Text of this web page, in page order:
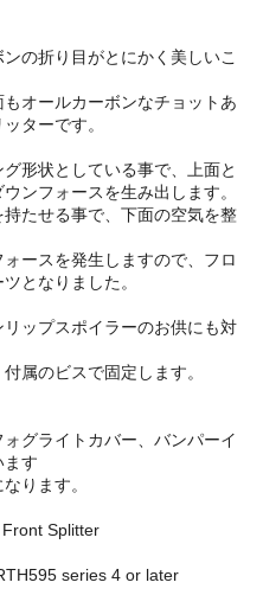
の折り目がとにかく美しいこ
オールカーボンなチョットあ
ターです。
形状としている事で、上面と
ンフォースを生み出します。
たせる事で、下面の空気を整
ースを発生しますので、フロ
となりました。
ップスポイラーのお供にも対
属のビスで固定します。
グライトカバー、バンパーイ
ます
ります。
Splitter
series 4 or later